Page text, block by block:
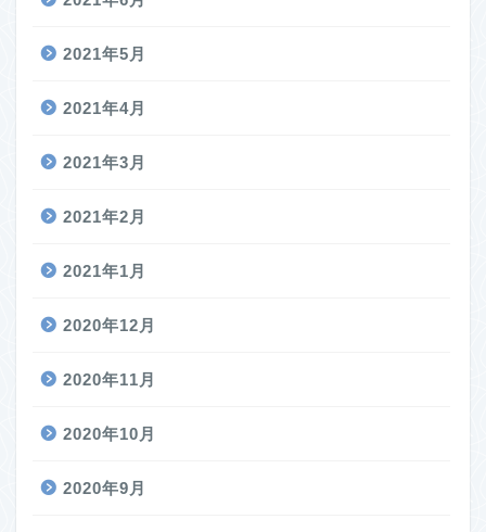
2021年5月
2021年4月
2021年3月
2021年2月
2021年1月
2020年12月
2020年11月
2020年10月
2020年9月